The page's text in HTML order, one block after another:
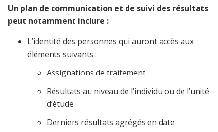
Un plan de communication et de suivi des résultats
peut notamment inclure :
L’identité des personnes qui auront accès aux
éléments suivants :
Assignations de traitement
Résultats au niveau de l’individu ou de l’unité
d’étude
Derniers résultats agrégés en date